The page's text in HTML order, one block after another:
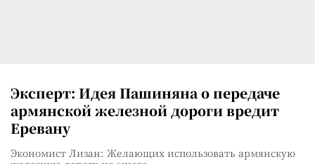
Эксперт: Идея Пашиняна о передаче
армянской железной дороги вредит
Еревану
Экономист Лизан: Желающих использовать армянскую